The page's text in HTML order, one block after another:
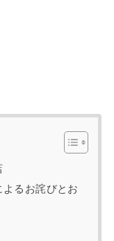
よるお詫びとお